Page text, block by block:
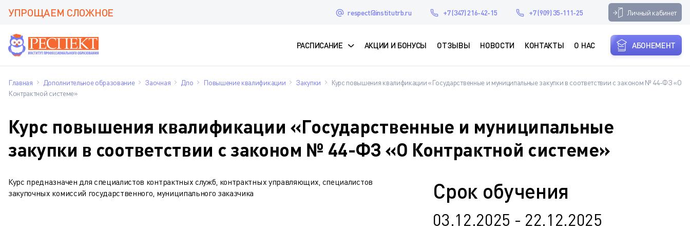
УПРОЩАЕМ СЛОЖНОЕ respect@institutrb.ru +7 (347) 216-42-15 +7 (909) 35-111-25 Личный кабинет
РАСПИСАНИЕ АКЦИИ И БОНУСЫ ОТЗЫВЫ НОВОСТИ КОНТАКТЫ О НАС АБОНЕМЕНТ
Главная Дополнительное образование Заочная Дпо Повышение квалификации Закупки
Курс повышения квалификации «Государственные и муниципальные закупки в соответствии с законом № 44-ФЗ «О
Контрактной системе»
Курс повышения квалификации «Государственные и муниципальные
закупки в соответствии с законом № 44-ФЗ «О Контрактной системе»
Курс предназначен для специалистов контрактных служб, контрактных управляющих, специалистов
закупочных комиссий государственного, муниципального заказчика
Срок обучения
03.12.2025 - 22.12.2025